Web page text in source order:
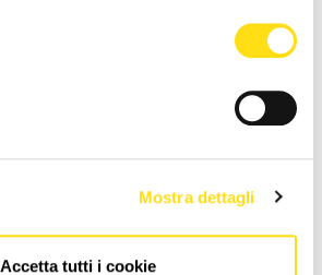
Mostra dettagli
Accetta tutti i cookie